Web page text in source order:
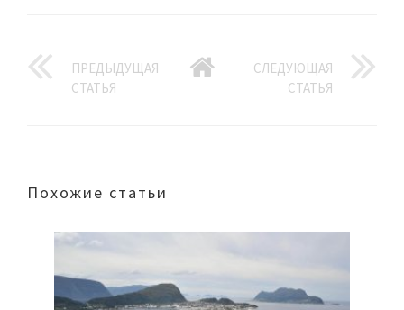
ПРЕДЫДУЩАЯ
СТАТЬЯ
СЛЕДУЮЩАЯ
СТАТЬЯ
Похожие статьи